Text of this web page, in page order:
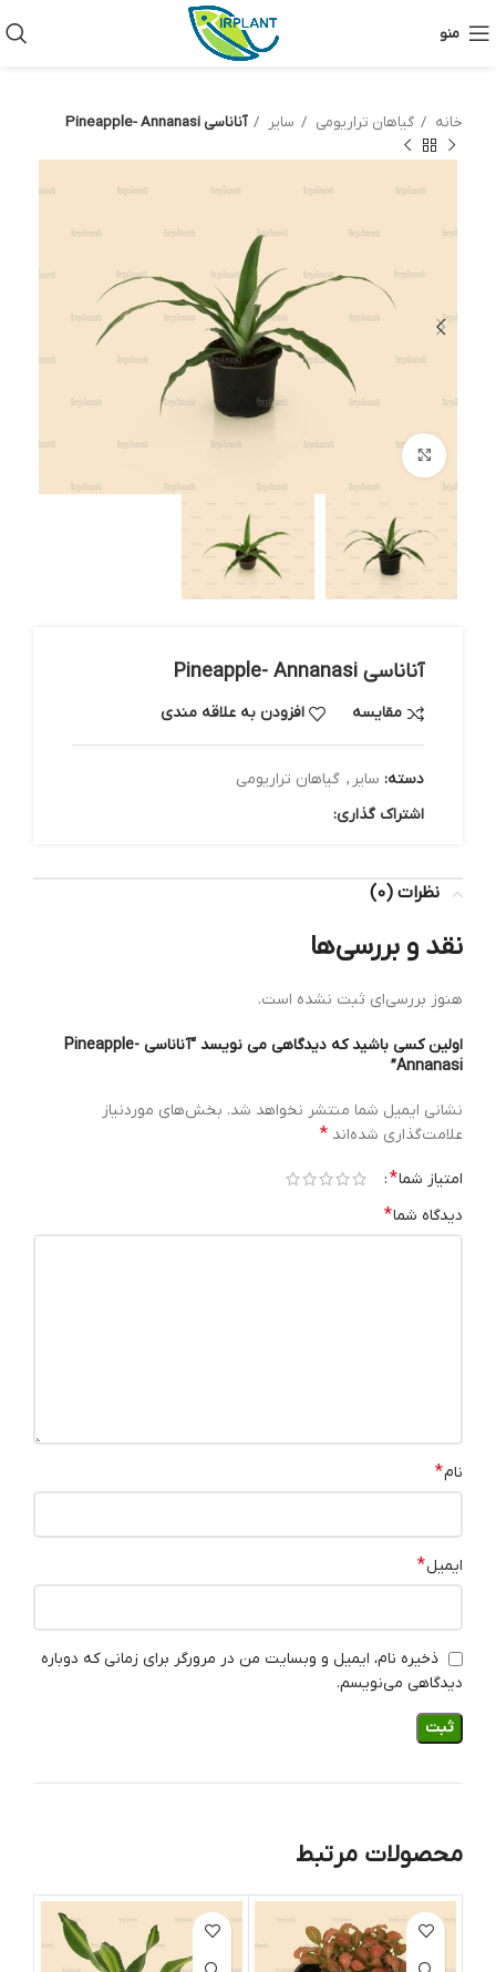
منو
خانه گیاهان تراریومی سایر آناناسی Pineapple- Annanasi
بزرگنمایی تصویر
آناناسی Pineapple- Annanasi
مقایسه افزودن به علاقه مندی
دسته: سایر , گیاهان تراریومی
اشتراک گذاری:
نظرات (0)
نقد و بررسی‌ها
هنوز بررسی‌ای ثبت نشده است.
اولین کسی باشید که دیدگاهی می نویسد “آناناسی Pineapple-
Annanasi”
نشانی ایمیل شما منتشر نخواهد شد. بخش‌های موردنیاز
علامت‌گذاری شده‌اند *
امتیاز شما*
دیدگاه شما*
نام*
ایمیل*
ذخیره نام، ایمیل و وبسایت من در مرورگر برای زمانی که دوباره
دیدگاهی می‌نویسم.
محصولات مرتبط